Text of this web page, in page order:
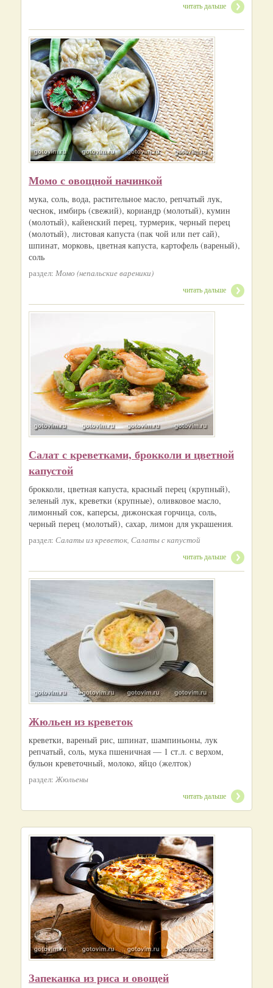
читать дальше
Момо с овощной начинкой
мука, соль, вода, растительное масло, репчатый лук,
чеснок, имбирь (свежий), кориандр (молотый), кумин
(молотый), кайенский перец, турмерик, черный перец
(молотый), листовая капуста (пак чой или пет сай),
шпинат, морковь, цветная капуста, картофель (вареный),
соль
раздел: Момо (непальские вареники)
читать дальше
Салат с креветками, брокколи и цветной
капустой
брокколи, цветная капуста, красный перец (крупный),
зеленый лук, креветки (крупные), оливковое масло,
лимонный сок, каперсы, дижонская горчица, соль,
черный перец (молотый), сахар, лимон для украшения.
раздел: Салаты из креветок, Салаты с капустой
читать дальше
Жюльен из креветок
креветки, вареный рис, шпинат, шампиньоны, лук
репчатый, соль, мука пшеничная — 1 ст.л. с верхом,
бульон креветочный, молоко, яйцо (желток)
раздел: Жюльены
читать дальше
Запеканка из риса и овощей